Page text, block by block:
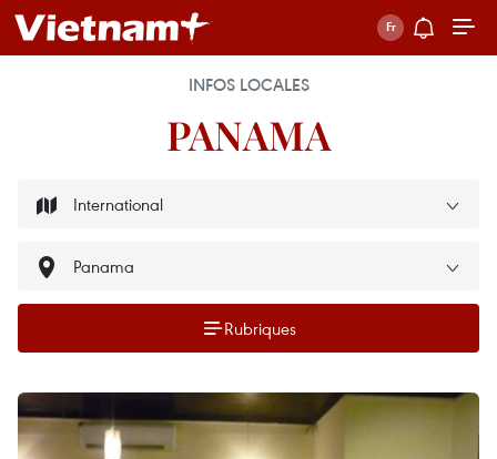
INFOS LOCALES
PANAMA
Rubriques